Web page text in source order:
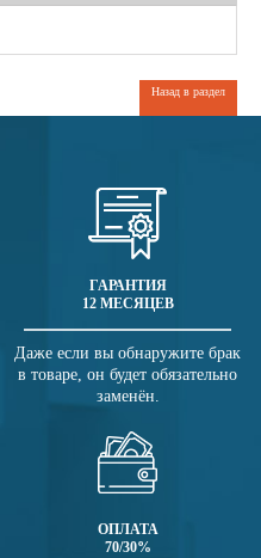
Назад в раздел
ГАРАНТИЯ
12 МЕСЯЦЕВ
Даже если вы обнаружите брак
в товаре, он будет обязательно
заменён.
ОПЛАТА
70/30%